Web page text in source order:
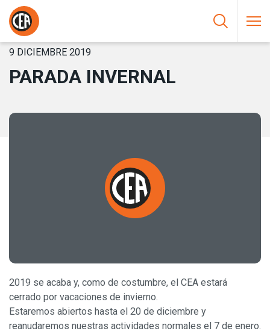
Saltar al contenido
HOME/
9 DICIEMBRE 2019
PARADA INVERNAL
2019 se acaba y, como de costumbre, el CEA estará
cerrado por vacaciones de invierno.
Estaremos abiertos hasta el 20 de diciembre y
reanudaremos nuestras actividades normales el 7 de enero.